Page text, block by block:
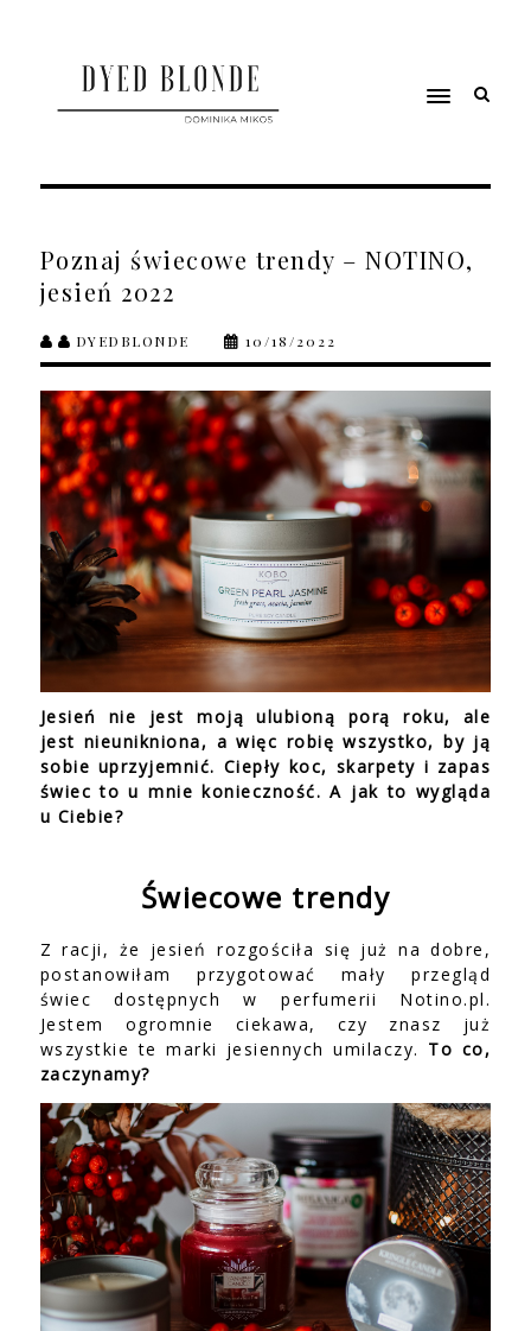
Poznaj świecowe trendy – NOTINO,
jesień 2022
DYEDBLONDE 10/18/2022
Jesień nie jest moją ulubioną porą roku, ale
jest nieunikniona, a więc robię wszystko, by ją
sobie uprzyjemnić. Ciepły koc, skarpety i zapas
świec to u mnie konieczność. A jak to wygląda
u Ciebie?
Świecowe trendy
Z racji, że jesień rozgościła się już na dobre,
postanowiłam przygotować mały przegląd
świec dostępnych w perfumerii Notino.pl.
Jestem ogromnie ciekawa, czy znasz już
wszystkie te marki jesiennych umilaczy. To co,
zaczynamy?